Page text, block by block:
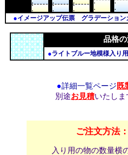
●イメージアップ伝票 グラデーショ
品格
●ライトブルー地模様入り
●詳細一覧ページ 既
別途お見積いたしま
ご注文方法
入り用の物の数量横